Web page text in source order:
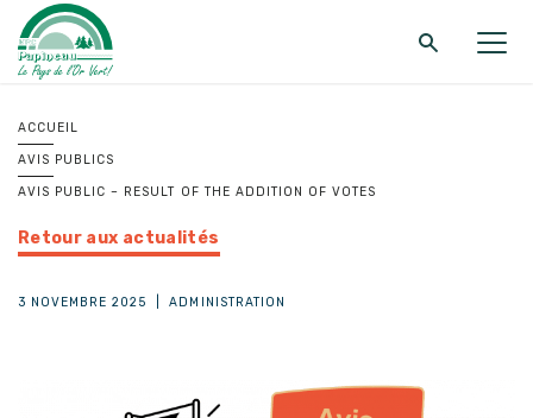
ACCUEIL
AVIS PUBLICS
AVIS PUBLIC – RESULT OF THE ADDITION OF VOTES
Retour aux actualités
3 NOVEMBRE 2025 ADMINISTRATION